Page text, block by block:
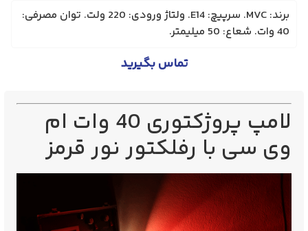
برند: MVC. سرپیچ: E14. ولتاژ ورودی: 220 ولت. توان مصرفی:
40 وات. شعاع: 50 میلیمتر.
تماس بگیرید
لامپ پروژکتوری 40 وات ام
وی سی با رفلکتور نور قرمز